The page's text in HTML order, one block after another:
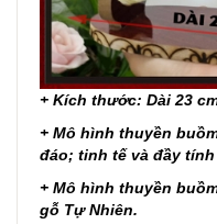
+ Kích thước: Dài 23
+ Mô hình thuyền
đáo; tinh tế và đầy
+ Mô hình thuyền
gỗ Tự Nhiên.